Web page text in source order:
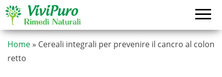
Vai
contenuto
Home » Cereali integrali per prevenire il cancro al colon
retto